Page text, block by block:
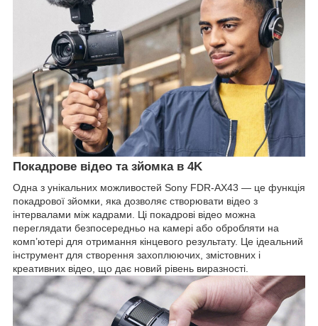
Покадрове відео та зйомка в 4K
Одна з унікальних можливостей Sony FDR-AX43 — це функція
покадрової зйомки, яка дозволяє створювати відео з
інтервалами між кадрами. Ці покадрові відео можна
переглядати безпосередньо на камері або обробляти на
комп’ютері для отримання кінцевого результату. Це ідеальний
інструмент для створення захоплюючих, змістовних і
креативних відео, що дає новий рівень виразності.